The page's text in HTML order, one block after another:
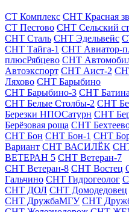
СТ Комплекс СНТ Красная
СТ Пестово СНТ Сельский
СНТ Сталь СНТ Эдельвейс
СНТ Тайга-1 СНТ Авиатор-
плюсРябцево СНТ
Автоэкспорт СНТ Аист-2
Ляхово СНТ Барыбино
СНТ Барыбино-3 СНТ
СНТ Белые Столбы-2 СНТ
Березки НПОСатурн СНТ
Берёзовая роща СНТ
СНТ Бон СНТ Бон-1 СНТ
Вариант СНТ ВАСИЛЁК
ВЕТЕРАН 5 СНТ Ветеран-7
СНТ Ветеран-8 СНТ Востец
Гальчино СНТ Гидрогеолог
СНТ ДОЛ СНТ Домодедовец
СНТ ДружбаМГУ СНТ